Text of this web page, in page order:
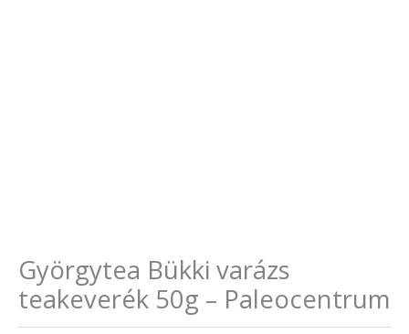
Györgytea Bükki varázs
teakeverék 50g – Paleocentrum